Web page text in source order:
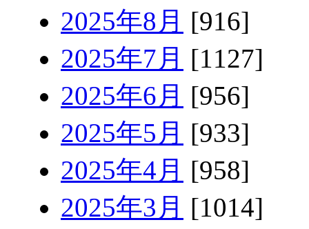
2025年8月 [916]
2025年7月 [1127]
2025年6月 [956]
2025年5月 [933]
2025年4月 [958]
2025年3月 [1014]